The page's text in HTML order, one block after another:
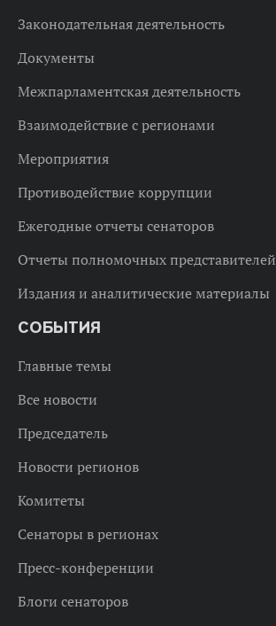
Законодательная деятельность
Документы
Межпарламентская деятельность
Взаимодействие с регионами
Мероприятия
Противодействие коррупции
Ежегодные отчеты сенаторов
Отчеты полномочных представителей
Издания и аналитические материалы
СОБЫТИЯ
Главные темы
Все новости
Председатель
Новости регионов
Комитеты
Сенаторы в регионах
Пресс-конференции
Блоги сенаторов